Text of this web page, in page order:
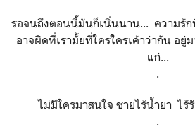
รอจนถึงตอนนี้มันก็เนิ่นนาน... ความรัก
อาจผิดที่เรามั้ยที่ใครใครเค้าว่ากัน อยู่
แก่...
.
ไม่มีใครมาสนใจ ชายไร้น้ำยา ไร้
.